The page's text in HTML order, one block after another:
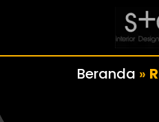
Beranda »